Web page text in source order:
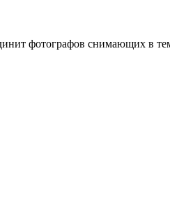
фотографов снимающих в